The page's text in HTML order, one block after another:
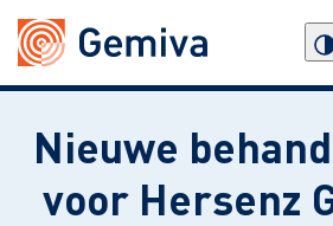
Nieuwe
voor Hersenz